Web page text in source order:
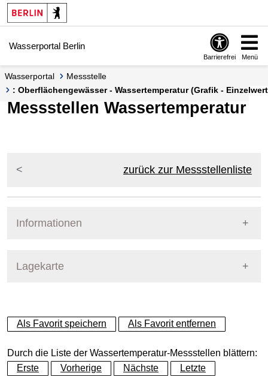
Springe zur Navigation
Springe zum Inhalt
Wasserportal Berlin
Barrierefrei Menü
Wasserportal
Messstelle
: Oberflächengewässer - Wassertemperatur (Grafik -
Messstellen Wassertemperatur
zurück zur Messstellenliste
Informationen
Lagekarte
+
−
Als Favorit speichern Als Favorit entfernen
Durch die Liste der Wassertemperatur-Messstellen blättern:
Erste
Vorherige Nächste Letzte